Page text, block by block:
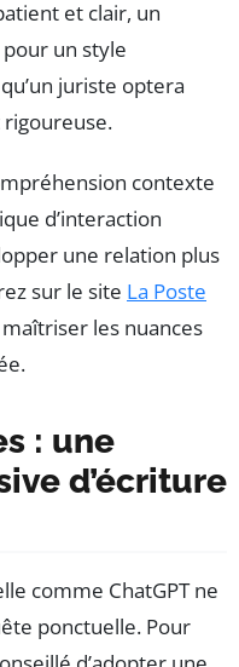
et clair, un
un style
juriste optera
contexte
d’interaction
une relation plus
sur le site La Poste
les nuances
: une
d’écriture
comme ChatGPT ne
ponctuelle. Pour